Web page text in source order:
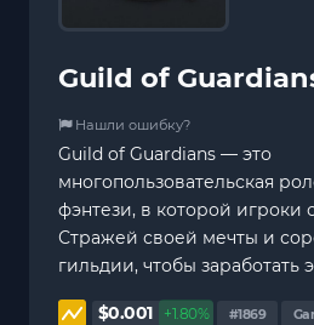
Guild of
Нашли ошибку?
Guild of Guardians — это
многопользовательская
фэнтези, в которой игроки
Стражей своей мечты и
гильдии, чтобы заработать
$0.001 +1.80% #1869